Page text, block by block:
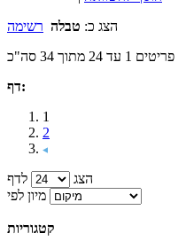
הצג כ: טבלה רשימה
פריטים 1 עד 24 מתוך 34 סה"כ
דף:
1
2
הצג
לדף
מיון לפי
קטגוריות